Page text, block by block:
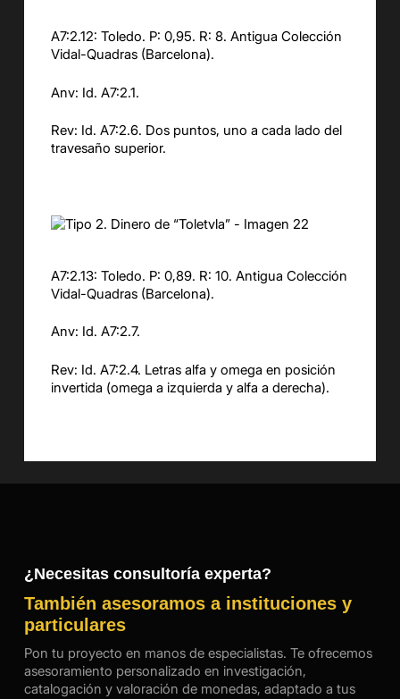
A7:2.12: Toledo. P: 0,95. R: 8. Antigua Colección
Vidal-Quadras (Barcelona).
Anv: Id. A7:2.1.
Rev: Id. A7:2.6. Dos puntos, uno a cada lado del
travesaño superior.
A7:2.13: Toledo. P: 0,89. R: 10. Antigua Colección
Vidal-Quadras (Barcelona).
Anv: Id. A7:2.7.
Rev: Id. A7:2.4. Letras alfa y omega en posición
invertida (omega a izquierda y alfa a derecha).
¿Necesitas consultoría experta?
También asesoramos a instituciones y
particulares
Pon tu proyecto en manos de especialistas. Te ofrecemos
asesoramiento personalizado en investigación,
catalogación y valoración de monedas, adaptado a tus